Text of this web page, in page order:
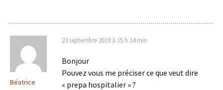
Béatrice
23 septembre 2019 à 15 h 14 min
Bonjour
Pouvez vous me préciser ce que veut dire
« prepa hospitalier » ?